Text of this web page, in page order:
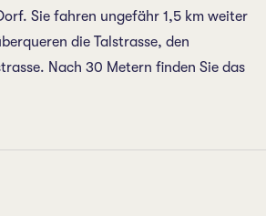
Sie fahren ungefähr 1,5 km weiter
die Talstrasse, den
Nach 30 Metern finden Sie das